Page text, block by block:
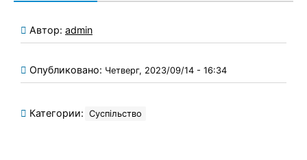
Автор: admin
Опубликовано: Четверг, 2023/09/14 - 16:34
Категории: Суспільство